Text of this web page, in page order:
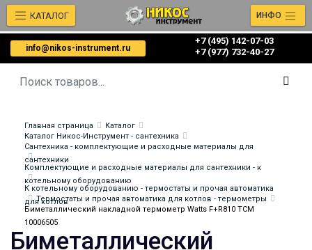
info@nikos-instrument.ru
+7 (495) 142-07-03
‎‎+7 (977) 732-40-27
КАТАЛОГ ИНФО
Главная страница
Каталог
Каталог Никос-Инструмент - сантехника
Сантехника - комплектующие и расходные материалы для
сантехники
Комплектующие и расходные материалы для сантехники - к
котельному оборудованию
К котельному оборудованию - термостаты и прочая автоматика
для котлов
Термостаты и прочая автоматика для котлов - термометры
Биметаллический накладной термометр Watts F+R810 TCM
10006505
Биметаллический